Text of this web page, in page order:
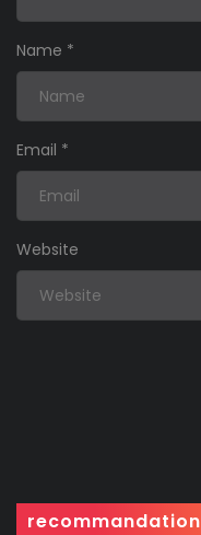
Name *
Email *
Website
recommandation